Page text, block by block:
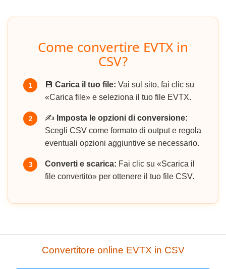
Come convertire EVTX in
CSV?
1 💾 Carica il tuo file: Vai sul sito, fai clic su
«Carica file» e seleziona il tuo file EVTX.
2 ✍️ Imposta le opzioni di conversione:
Scegli CSV come formato di output e regola
eventuali opzioni aggiuntive se necessario.
3 Converti e scarica: Fai clic su «Scarica il
file convertito» per ottenere il tuo file CSV.
Convertitore online EVTX in CSV